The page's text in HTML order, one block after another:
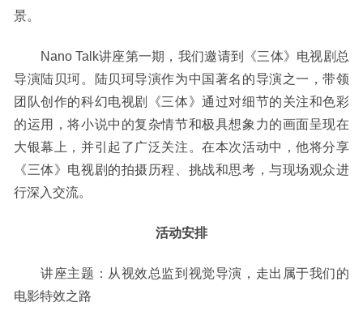
景。
Nano Talk讲座第一期，我们邀请到《三体》电视剧总
导演陆贝珂。陆贝珂导演作为中国著名的导演之一，带领
团队创作的科幻电视剧《三体》通过对细节的关注和色彩
的运用，将小说中的复杂情节和极具想象力的画面呈现在
大银幕上，并引起了广泛关注。在本次活动中，他将分享
《三体》电视剧的拍摄历程、挑战和思考，与现场观众进
行深入交流。
活动安排
讲座主题：从视效总监到视觉导演，走出属于我们的
电影特效之路